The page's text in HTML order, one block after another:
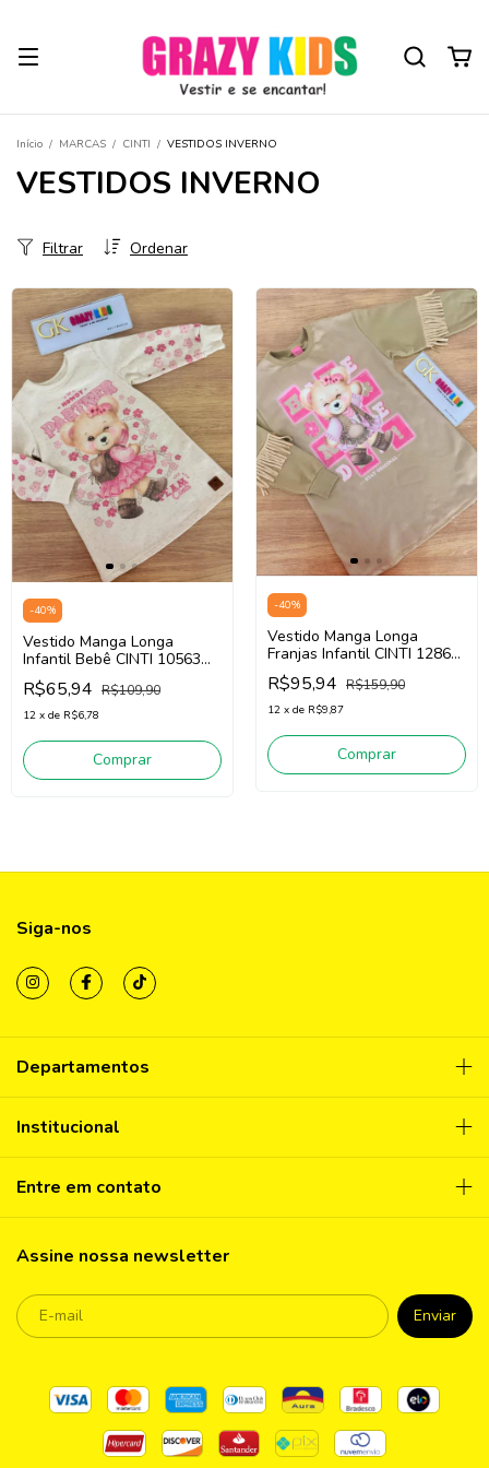
Início / MARCAS / CINTI / VESTIDOS INVERNO
VESTIDOS INVERNO
Ordenar
Filtrar
-40%
Vestido Manga Longa
Infantil Bebê CINTI 10563
(Bege Areia)
R$65,94 R$109,90
12 x de R$6,78
Comprar
-40%
Vestido Manga Longa
Franjas Infantil CINTI 12862
(Bege )
R$95,94 R$159,90
12 x de R$9,87
Comprar
Siga-nos
Departamentos
Institucional
Entre em contato
Assine nossa newsletter